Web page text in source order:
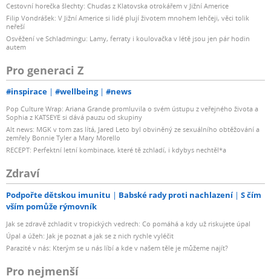
Cestovní horečka šlechty: Chuďas z Klatovska otrokářem v Jižní Americe
Filip Vondrášek: V Jižní Americe si lidé plují životem mnohem lehčeji, věci tolik
neřeší
Osvěžení ve Schladmingu: Lamy, ferraty i koulovačka v létě jsou jen pár hodin
autem
Pro generaci Z
#inspirace #wellbeing #news
Pop Culture Wrap: Ariana Grande promluvila o svém ústupu z veřejného života a
Sophia z KATSEYE si dává pauzu od skupiny
Alt news: MGK v tom zas lítá, Jared Leto byl obviněný ze sexuálního obtěžování a
zemřely Bonnie Tyler a Mary Morello
RECEPT: Perfektní letní kombinace, které tě zchladí, i kdybys nechtěl*a
Zdraví
Podpořte dětskou imunitu Babské rady proti nachlazení
S čím
vším pomůže rýmovník
Jak se zdravě zchladit v tropických vedrech: Co pomáhá a kdy už riskujete úpal
Úpal a úžeh: Jak je poznat a jak se z nich rychle vyléčit
Parazité v nás: Kterým se u nás líbí a kde v našem těle je můžeme najít?
Pro nejmenší